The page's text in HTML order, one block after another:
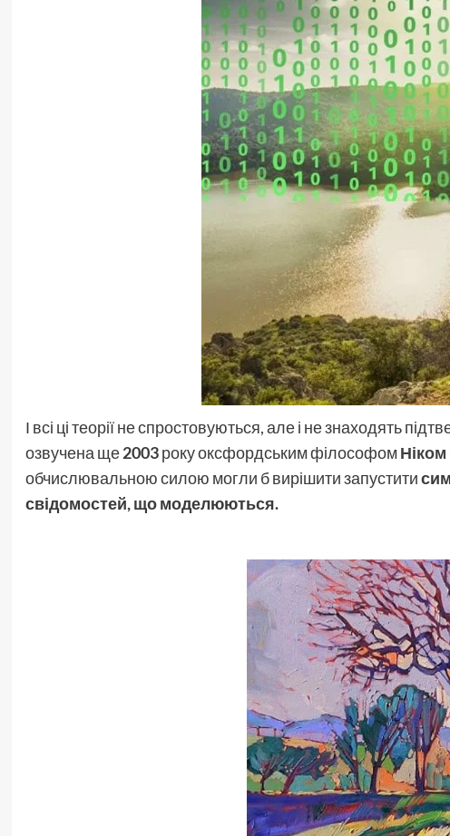
І всі ці теорії не спростовуються, але і не знаходять
озвучена ще2003року оксфордським філософом
обчислювальною силою могли б вирішити запустити
свідомостей, що моделюються.